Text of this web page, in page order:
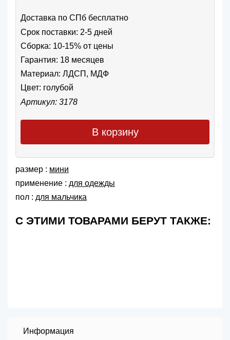
Доставка по СПб бесплатно
Срок поставки: 2-5 дней
Сборка: 10-15% от цены
Гарантия: 18 месяцев
Материал: ЛДСП, МДФ
Цвет: голубой
Артикул: 3178
В корзину
размер : мини
применение : для одежды
пол : для мальчика
С ЭТИМИ ТОВАРАМИ БЕРУТ ТАКЖЕ:
Информация